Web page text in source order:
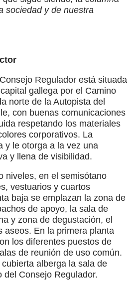
sociedad y de nuestra
Regulador está situada
gallega por el Camino
norte de la Autopista del
con buenas comunicaciones
respetando los materiales
corporativos. La
y le otorga a la vez una
y llena de visibilidad.
niveles, en el semisótano
vestuarios y cuartos
baja se emplazan la zona de
de apoyo, la sala de
y zona de degustación, el
aseos. En la primera planta
los diferentes puestos de
de reunión de uso común.
alberga la sala de
del Consejo Regulador.